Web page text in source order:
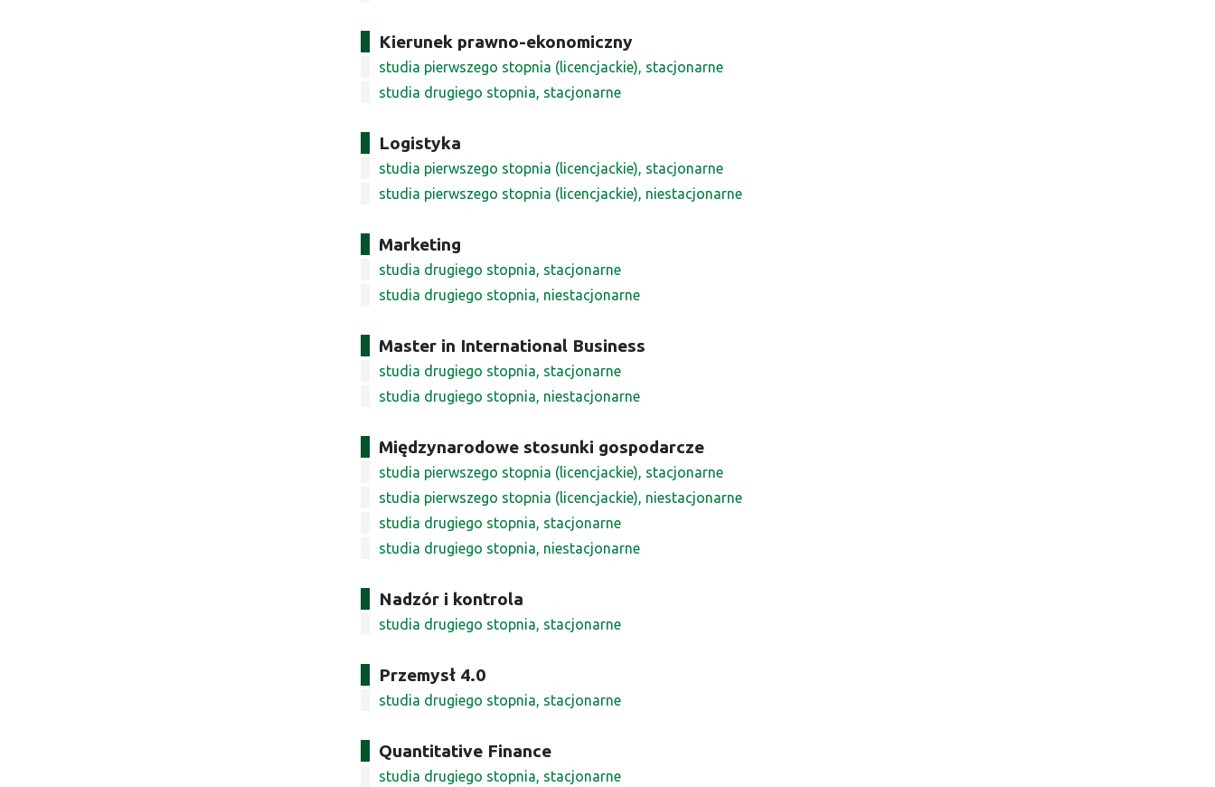
Kierunek prawno-ekonomiczny
studia pierwszego stopnia (licencjackie), stacjonarne
studia drugiego stopnia, stacjonarne
Logistyka
studia pierwszego stopnia (licencjackie), stacjonarne
studia pierwszego stopnia (licencjackie), niestacjonarne
Marketing
studia drugiego stopnia, stacjonarne
studia drugiego stopnia, niestacjonarne
Master in International Business
studia drugiego stopnia, stacjonarne
studia drugiego stopnia, niestacjonarne
Międzynarodowe stosunki gospodarcze
studia pierwszego stopnia (licencjackie), stacjonarne
studia pierwszego stopnia (licencjackie), niestacjonarne
studia drugiego stopnia, stacjonarne
studia drugiego stopnia, niestacjonarne
Nadzór i kontrola
studia drugiego stopnia, stacjonarne
Przemysł 4.0
studia drugiego stopnia, stacjonarne
Quantitative Finance
studia drugiego stopnia, stacjonarne